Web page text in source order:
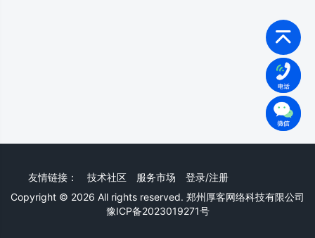
友情链接： 技术社区 服务市场
登录/注册
Copyright © 2026 All rights reserved. 郑州厚客网络科技有限公司
豫ICP备2023019271号